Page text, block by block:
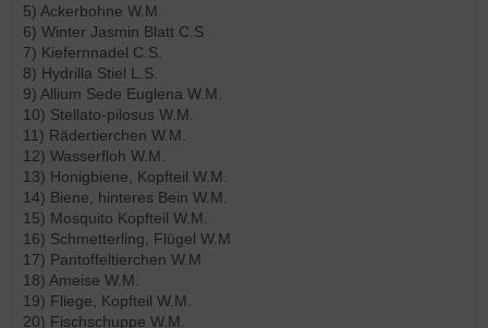
5) Ackerbohne W.M.
6) Winter Jasmin Blatt C.S
7) Kiefernnadel C.S.
8) Hydrilla Stiel L.S.
9) Allium Sede Euglena W.M.
10) Stellato-pilosus W.M.
11) Rädertierchen W.M.
12) Wasserfloh W.M.
13) Honigbiene, Kopfteil W.M.
14) Biene, hinteres Bein W.M.
15) Mosquito Kopfteil W.M.
16) Schmetterling, Flügel W.M
17) Pantoffeltierchen W.M
18) Ameise W.M.
19) Fliege, Kopfteil W.M.
20) Fischschuppe W.M.